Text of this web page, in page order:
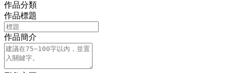
作品分類
作品標題
作品簡介